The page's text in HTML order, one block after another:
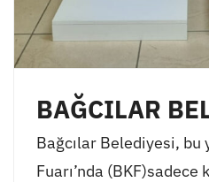
BAĞCILAR
Bağcılar Belediyesi, bu
Fuarı’nda